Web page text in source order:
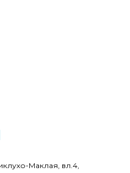
Маклая, вл.4,